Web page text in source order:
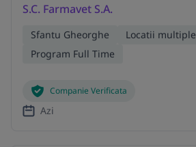
S.C. Farmavet S.A.
Sfantu Gheorghe
Locatii multiple
Program Full Time
Companie Verificata
Azi